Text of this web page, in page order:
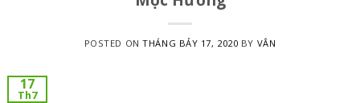
POSTED ONTHÁNG BẢY 17, 2020 BY VÂN
17
Th7